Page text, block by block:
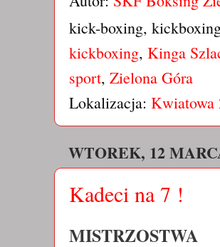
kick-boxing,
kickboxing, Kinga
sport, Zielona Góra
Lokalizacja: Kwiatowa
WTOREK, 12
Kadeci na 7 !